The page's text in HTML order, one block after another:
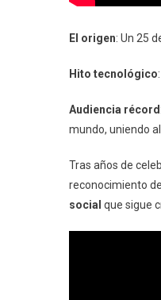
El origen: Un 25
Hito tecnológico
Audiencia récord
mundo, uniendo
Tras años de
reconocimiento
social que sigue